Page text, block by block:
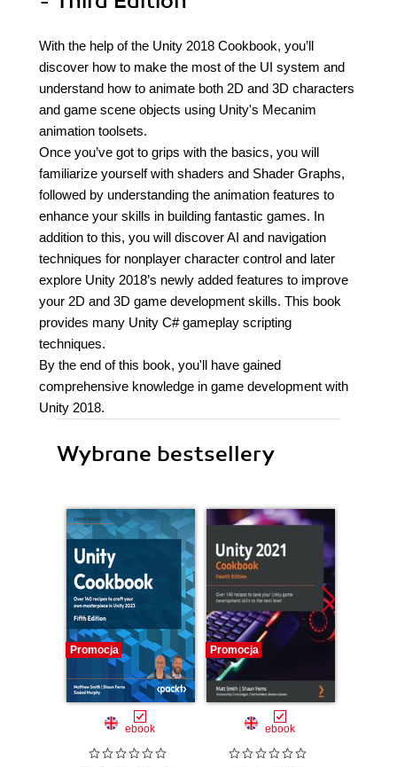
With the help of the Unity 2018 Cookbook, you’ll
discover how to make the most of the UI system and
understand how to animate both 2D and 3D characters
and game scene objects using Unity's Mecanim
animation toolsets.
Once you’ve got to grips with the basics, you will
familiarize yourself with shaders and Shader Graphs,
followed by understanding the animation features to
enhance your skills in building fantastic games. In
addition to this, you will discover AI and navigation
techniques for nonplayer character control and later
explore Unity 2018’s newly added features to improve
your 2D and 3D game development skills. This book
provides many Unity C# gameplay scripting
techniques.
By the end of this book, you'll have gained
comprehensive knowledge in game development with
Unity 2018.
Wybrane bestsellery
Promocja
ebook
Promocja
ebook